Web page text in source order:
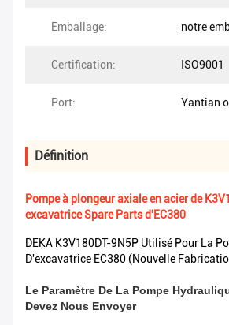
Emballage: notre
Certification: ISO9001
Port: Yantian
Définition
Pompe à plongeur axiale en acier de
excavatrice Spare Parts d'EC380
DEKA K3V180DT-9N5P Utilisé Pour La
D'excavatrice EC380 (nouvelle
Le Paramètre De La Pompe
Devez Nous Envoyer